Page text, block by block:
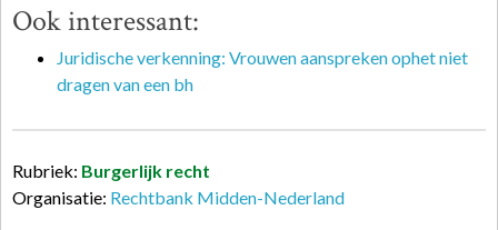
Ook interessant:
Juridische verkenning: Vrouwen aanspreken ophet niet
dragen van een bh
Rubriek: Burgerlijk recht
Organisatie: Rechtbank Midden-Nederland